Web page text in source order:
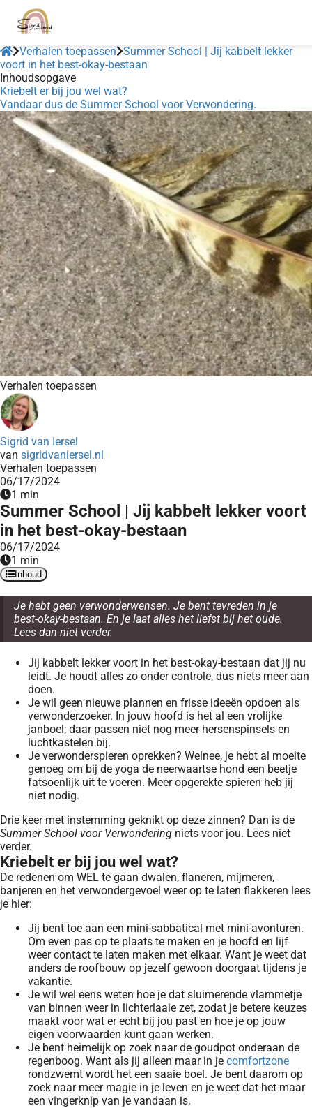
Verhalen toepassen Summer School | Jij kabbelt lekker
voort in het best-okay-bestaan
Inhoudsopgave
Kriebelt er bij jou wel wat?
Vandaar dus de Summer School voor Verwondering.
Verhalen toepassen
Sigrid van Iersel
van sigridvaniersel.nl
Verhalen toepassen
06/17/2024
1 min
Summer School | Jij kabbelt lekker voort
in het best-okay-bestaan
06/17/2024
1 min
Inhoud
Je hebt geen verwonderwensen. Je bent tevreden in je
best-okay-bestaan. En je laat alles het liefst bij het oude.
Lees dan niet verder.
Jij kabbelt lekker voort in het best-okay-bestaan dat jij nu
leidt. Je houdt alles zo onder controle, dus niets meer aan
doen.
Je wil geen nieuwe plannen en frisse ideeën opdoen als
verwonderzoeker. In jouw hoofd is het al een vrolijke
janboel; daar passen niet nog meer hersenspinsels en
luchtkastelen bij.
Je verwonderspieren oprekken? Welnee, je hebt al moeite
genoeg om bij de yoga de neerwaartse hond een beetje
fatsoenlijk uit te voeren. Meer opgerekte spieren heb jij
niet nodig.
Drie keer met instemming geknikt op deze zinnen? Dan is de
Summer School voor Verwondering niets voor jou. Lees niet
verder.
Kriebelt er bij jou wel wat?
De redenen om WEL te gaan dwalen, flaneren, mijmeren,
banjeren en het verwondergevoel weer op te laten flakkeren lees
je hier:
Jij bent toe aan een mini-sabbatical met mini-avonturen.
Om even pas op te plaats te maken en je hoofd en lijf
weer contact te laten maken met elkaar. Want je weet dat
anders de roofbouw op jezelf gewoon doorgaat tijdens je
vakantie.
Je wil wel eens weten hoe je dat sluimerende vlammetje
van binnen weer in lichterlaaie zet, zodat je betere keuzes
maakt voor wat er echt bij jou past en hoe je op jouw
eigen voorwaarden kunt gaan werken.
Je bent heimelijk op zoek naar de goudpot onderaan de
regenboog. Want als jij alleen maar in je comfortzone
rondzwemt wordt het een saaie boel. Je bent daarom op
zoek naar meer magie in je leven en je weet dat het maar
een vingerknip van je vandaan is.